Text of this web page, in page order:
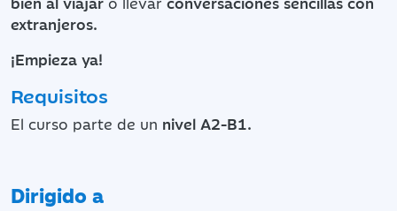
extranjeros.
¡Empieza ya!
Requisitos
El curso parte de un nivel A2-B1.
Dirigido a